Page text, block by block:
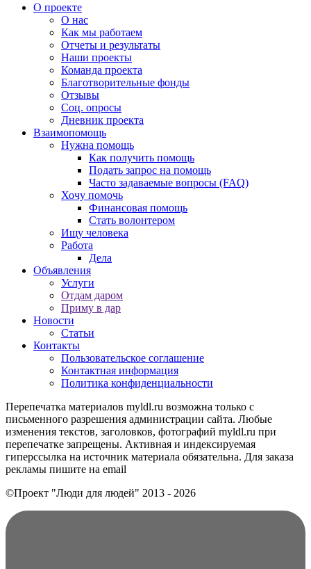
О проекте
О нас
Как мы работаем
Отчеты и результаты
Наши проекты
Команда проекта
Благотворительные фонды
Отзывы
Соц. опросы
Дневник проекта
Взаимопомощь
Нужна помощь
Как получить помощь
Подать запрос на помощь
Часто задаваемые вопросы (FAQ)
Хочу помочь
Финансовая помощь
Стать волонтером
Ищу человека
Работа
Дела
Объявления
Услуги
Отдам даром
Приму в дар
Новости
Статьи
Контакты
Пользовательское соглашение
Контактная информация
Политика конфиденциальности
Перепечатка материалов myldl.ru возможна только с
письменного разрешения администрации сайта. Любые
изменения текстов, заголовков, фотографий myldl.ru при
перепечатке запрещены. Активная и индексируемая
гиперссылка на источник материала обязательна. Для заказа
рекламы пишите на еmail
©Проект "Люди для людей" 2013 - 2026